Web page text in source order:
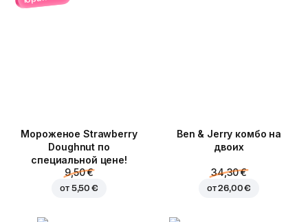
Мороженое Strawberry
Doughnut по
специальной цене!
9,50 €
от 5,50 €
Ben & Jerry комбо на
двоих
34,30 €
от26,00 €